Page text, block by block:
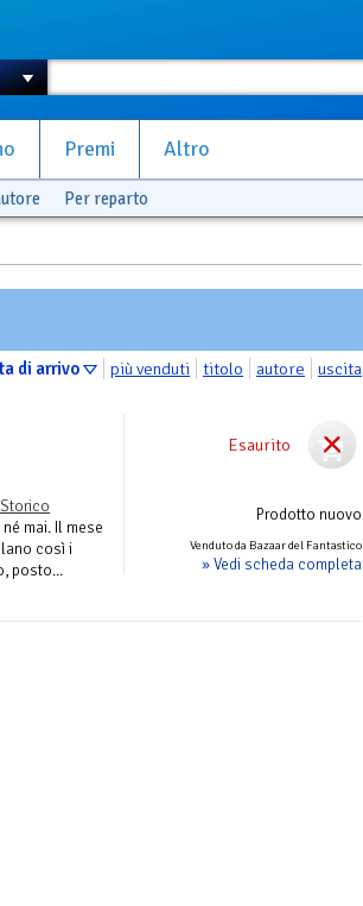
Premi Altro
Per reparto
di arrivo più venduti titolo autore uscita
Esaurito
Prodotto nuovo
Venduto da Bazaar del Fantastico
» Vedi scheda completa
mai. Il mese
così i
posto...